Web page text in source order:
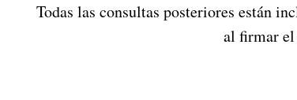
Todas las consultas posteriores están
al firmar